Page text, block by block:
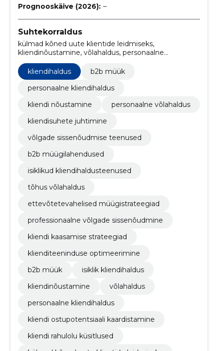
Prognooskäive (2026): –
Suhtekorraldus
külmad kõned uute klientide leidmiseks,
kliendinõustamine, võlahaldus, personaalne
kliendihaldus, kliendihaldus, kliendi ostupotentsiaali
kaardistamine, kliendi rahulolu küsitlused, uute
klientide leidmine, b2b telefonimüük, lisamüük
püsikliendile
kliendihaldus
b2b müük
personaalne kliendihaldus
kliendi nõustamine
personaalne võlahaldus
kliendisuhete juhtimine
võlgade sissenõudmise teenused
b2b müügilahendused
isiklikud kliendihaldusteenused
tõhus võlahaldus
ettevõtetevahelised müügistrateegiad
professionaalne võlgade sissenõudmine
kliendi kaasamise strateegiad
klienditeeninduse optimeerimine
b2b müük
isiklik kliendihaldus
kliendinõustamine
võlahaldus
personaalne kliendihaldus
kliendi ostupotentsiaali kaardistamine
kliendi rahulolu küsitlused